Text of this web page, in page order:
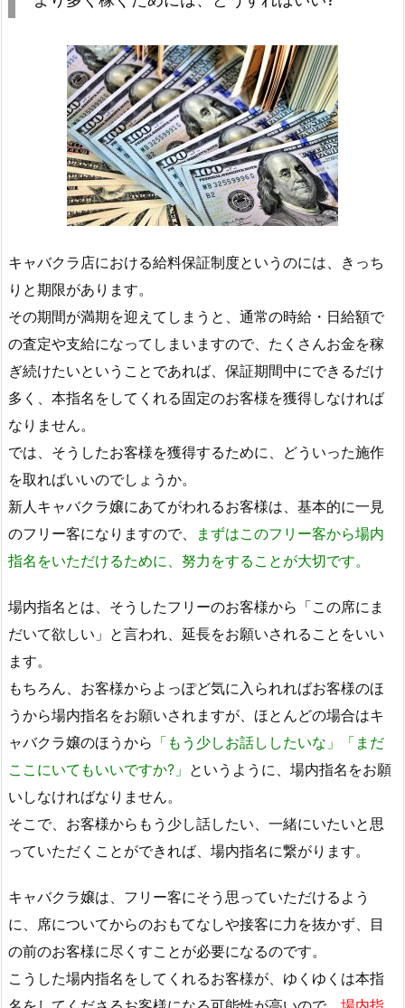
キャバクラ店における給料保証制度というのには、きっち
りと期限があります。
その期間が満期を迎えてしまうと、通常の時給・日給額で
の査定や支給になってしまいますので、たくさんお金を稼
ぎ続けたいということであれば、保証期間中にできるだけ
多く、本指名をしてくれる固定のお客様を獲得しなければ
なりません。
では、そうしたお客様を獲得するために、どういった施作
を取ればいいのでしょうか。
新人キャバクラ嬢にあてがわれるお客様は、基本的に一見
のフリー客になりますので、
まずはこのフリー客から場内
指名をいただけるために、努力をすることが大切です。
場内指名とは、そうしたフリーのお客様から「この席にま
だいて欲しい」と言われ、延長をお願いされることをいい
ます。
もちろん、お客様からよっぽど気に入られればお客様のほ
うから場内指名をお願いされますが、ほとんどの場合はキ
ャバクラ嬢のほうから 「もう少しお話ししたいな」「まだ
ここにいてもいいですか?」 というように、場内指名をお願
いしなければなりません。
そこで、お客様からもう少し話したい、一緒にいたいと思
っていただくことができれば、場内指名に繋がります。
キャバクラ嬢は、フリー客にそう思っていただけるよう
に、席についてからのおもてなしや接客に力を抜かず、目
の前のお客様に尽くすことが必要になるのです。
こうした場内指名をしてくれるお客様が、ゆくゆくは本指